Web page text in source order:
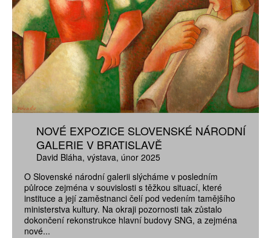
NOVÉ EXPOZICE SLOVENSKÉ NÁRODNÍ
GALERIE V BRATISLAVĚ
David Bláha výstava únor 2025
O Slovenské národní galerii slýcháme v posledním
půlroce zejména v souvislosti s těžkou situací, které
instituce a její zaměstnanci čelí pod vedením tamějšího
ministerstva kultury. Na okraji pozornosti tak zůstalo
dokončení rekonstrukce hlavní budovy SNG, a zejména
nové...